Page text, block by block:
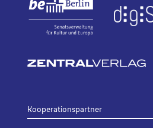
Kooperationspartner